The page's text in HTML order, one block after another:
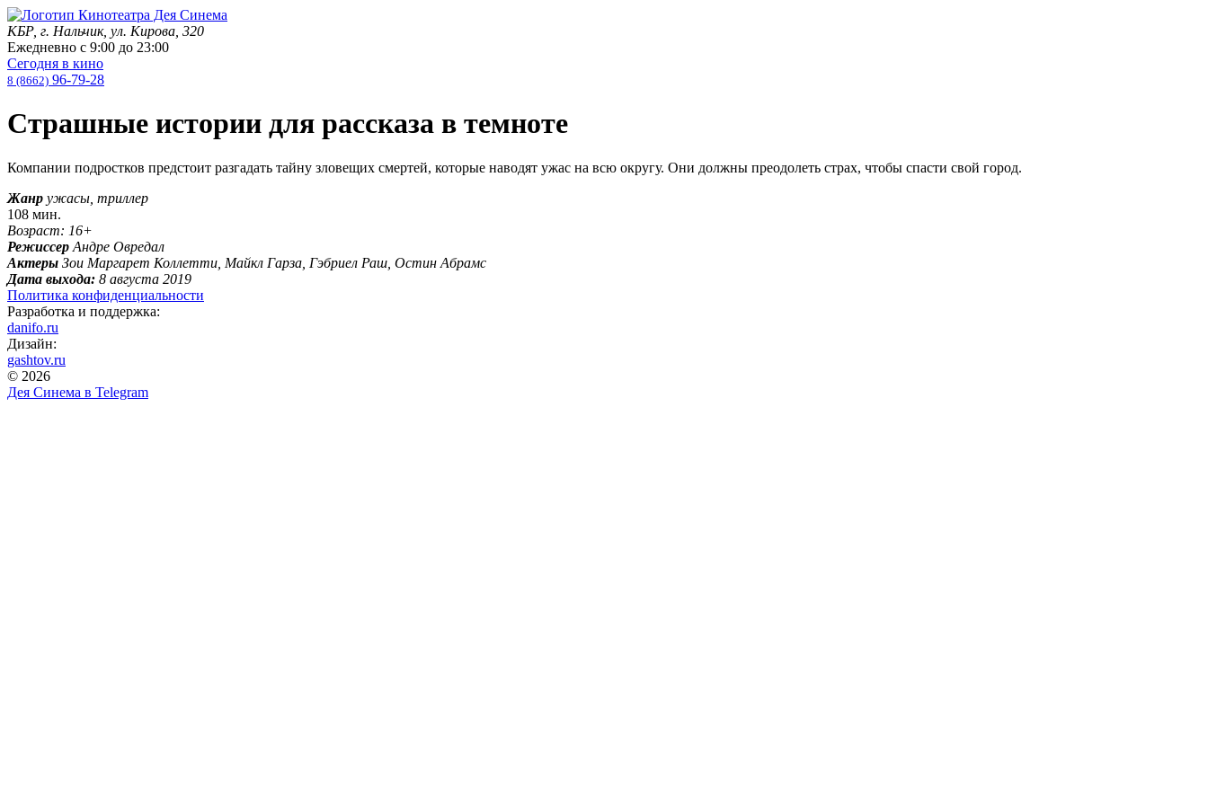
КБР, г. Нальчик, ул. Кирова, 320
Ежедневно с 9:00 до 23:00
Сегодня в кино
8 (8662) 96-79-28
Страшные истории для рассказа в темноте
Компании подростков предстоит разгадать тайну зловещих смертей, которые наводят ужас на всю округу. Они должны преодолеть страх, чтобы спасти свой город.
Жанр ужасы, триллер
108 мин.
Возраст: 16+
Режиссер Андре Овредал
Актеры Зои Маргарет Коллетти, Майкл Гарза, Гэбриел Раш, Остин Абрамс
Дата выхода: 8 августа 2019
Политика конфиденциальности
Разработка и поддержка:
danifo.ru
Дизайн:
gashtov.ru
© 2026
Дея Синема в Telegram